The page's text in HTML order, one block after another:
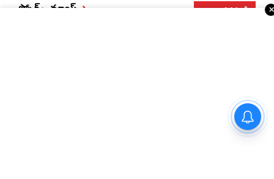
స్పోర్ట్స్ న్యూస్ ఇంకా చదవండి